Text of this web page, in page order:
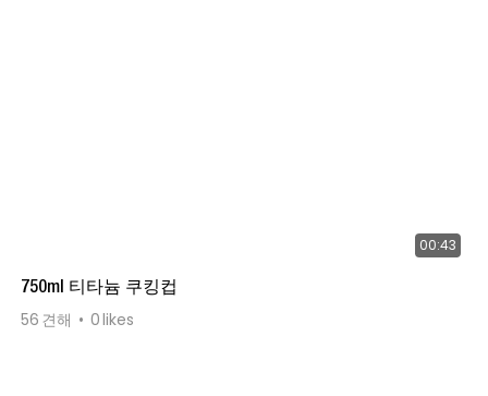
00:43
750ml 티타늄 쿠킹컵
56 견해 0likes